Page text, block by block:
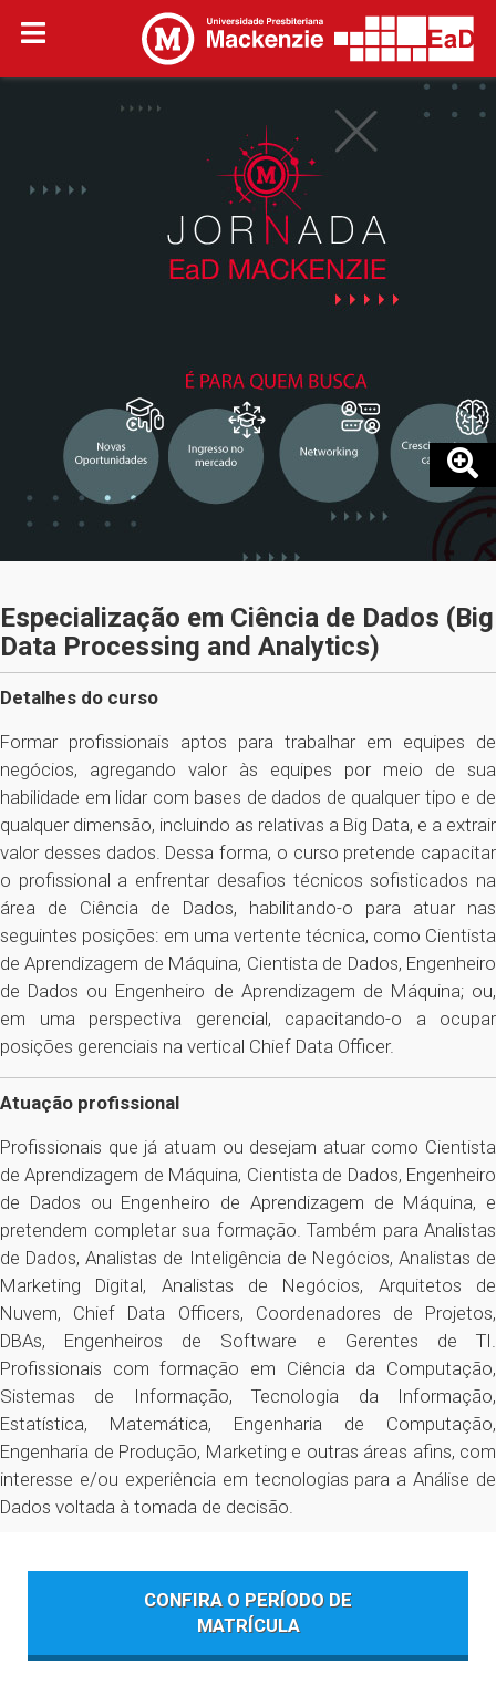
Especialização em Ciência de Dados (Big
Data Processing and Analytics)
Detalhes do curso
Formar profissionais aptos para trabalhar em equipes de
negócios, agregando valor às equipes por meio de sua
habilidade em lidar com bases de dados de qualquer tipo e de
qualquer dimensão, incluindo as relativas a Big Data, e a extrair
valor desses dados. Dessa forma, o curso pretende capacitar
o profissional a enfrentar desafios técnicos sofisticados na
área de Ciência de Dados, habilitando-o para atuar nas
seguintes posições: em uma vertente técnica, como Cientista
de Aprendizagem de Máquina, Cientista de Dados, Engenheiro
de Dados ou Engenheiro de Aprendizagem de Máquina; ou,
em uma perspectiva gerencial, capacitando-o a ocupar
posições gerenciais na vertical Chief Data Officer.
Atuação profissional
Profissionais que já atuam ou desejam atuar como Cientista
de Aprendizagem de Máquina, Cientista de Dados, Engenheiro
de Dados ou Engenheiro de Aprendizagem de Máquina, e
pretendem completar sua formação. Também para Analistas
de Dados, Analistas de Inteligência de Negócios, Analistas de
Marketing Digital, Analistas de Negócios, Arquitetos de
Nuvem, Chief Data Officers, Coordenadores de Projetos,
DBAs, Engenheiros de Software e Gerentes de TI.
Profissionais com formação em Ciência da Computação,
Sistemas de Informação, Tecnologia da Informação,
Estatística, Matemática, Engenharia de Computação,
Engenharia de Produção, Marketing e outras áreas afins, com
interesse e/ou experiência em tecnologias para a Análise de
Dados voltada à tomada de decisão.
CONFIRA O PERÍODO DE
MATRÍCULA